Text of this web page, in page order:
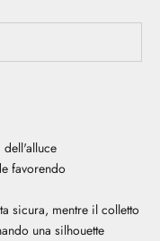
favorendo
sicura, mentre il colletto
una silhouette